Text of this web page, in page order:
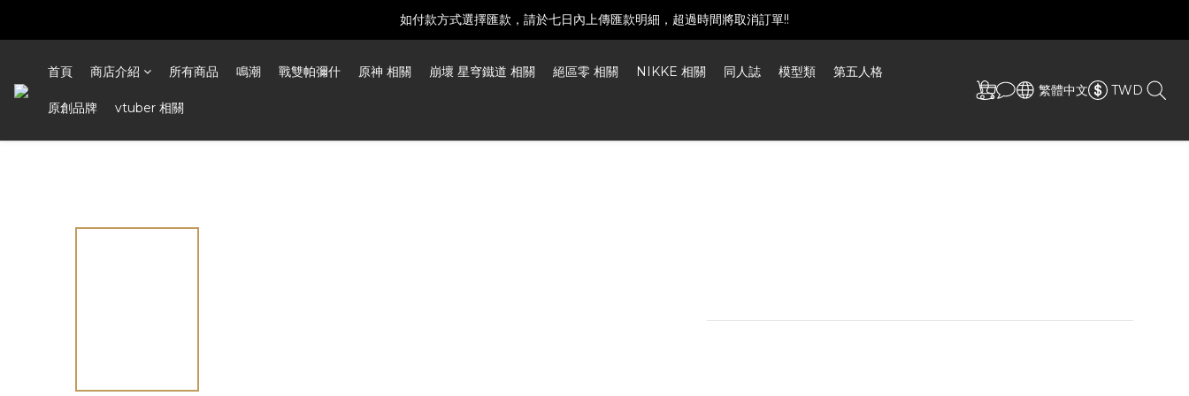
建議下單前發訊確認商品是否還有庫存喔!
如付款方式選擇匯款，請於七日內上傳匯款明細，超過時間將取消訂單!!
首頁 商店介紹 所有商品 鳴潮 戰雙帕彌什 原神 相關 崩壞 星穹鐵道 相關 絕區零 相關 NIKKE 相關 同人誌 模型類 第五人格
原創品牌 vtuber 相關
繁體中文 TWD